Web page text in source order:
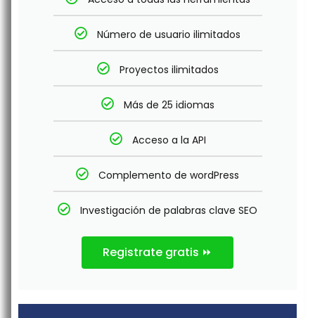
Número de usuario ilimitados
Proyectos ilimitados
Más de 25 idiomas
Acceso a la API
Complemento de wordPress
Investigación de palabras clave SEO
Registrate gratis ⏩